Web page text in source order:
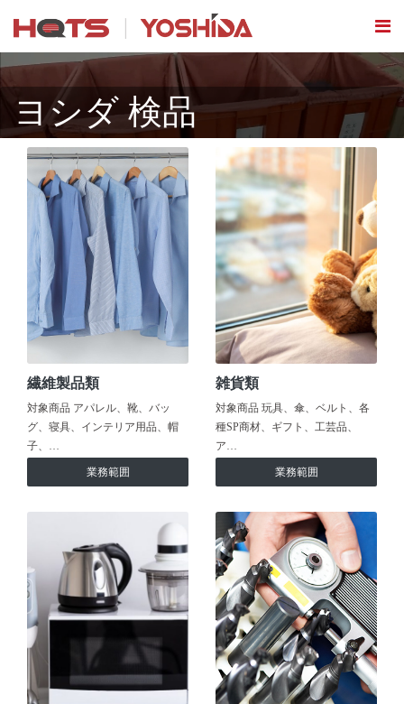
ヨシダ 検品
繊維製品類
対象商品 アパレル、靴、バッ
グ、寝具、インテリア用品、帽
子、…
業務範囲
雑貨類
対象商品 玩具、傘、ベルト、各
種SP商材、ギフト、工芸品、
ア…
業務範囲